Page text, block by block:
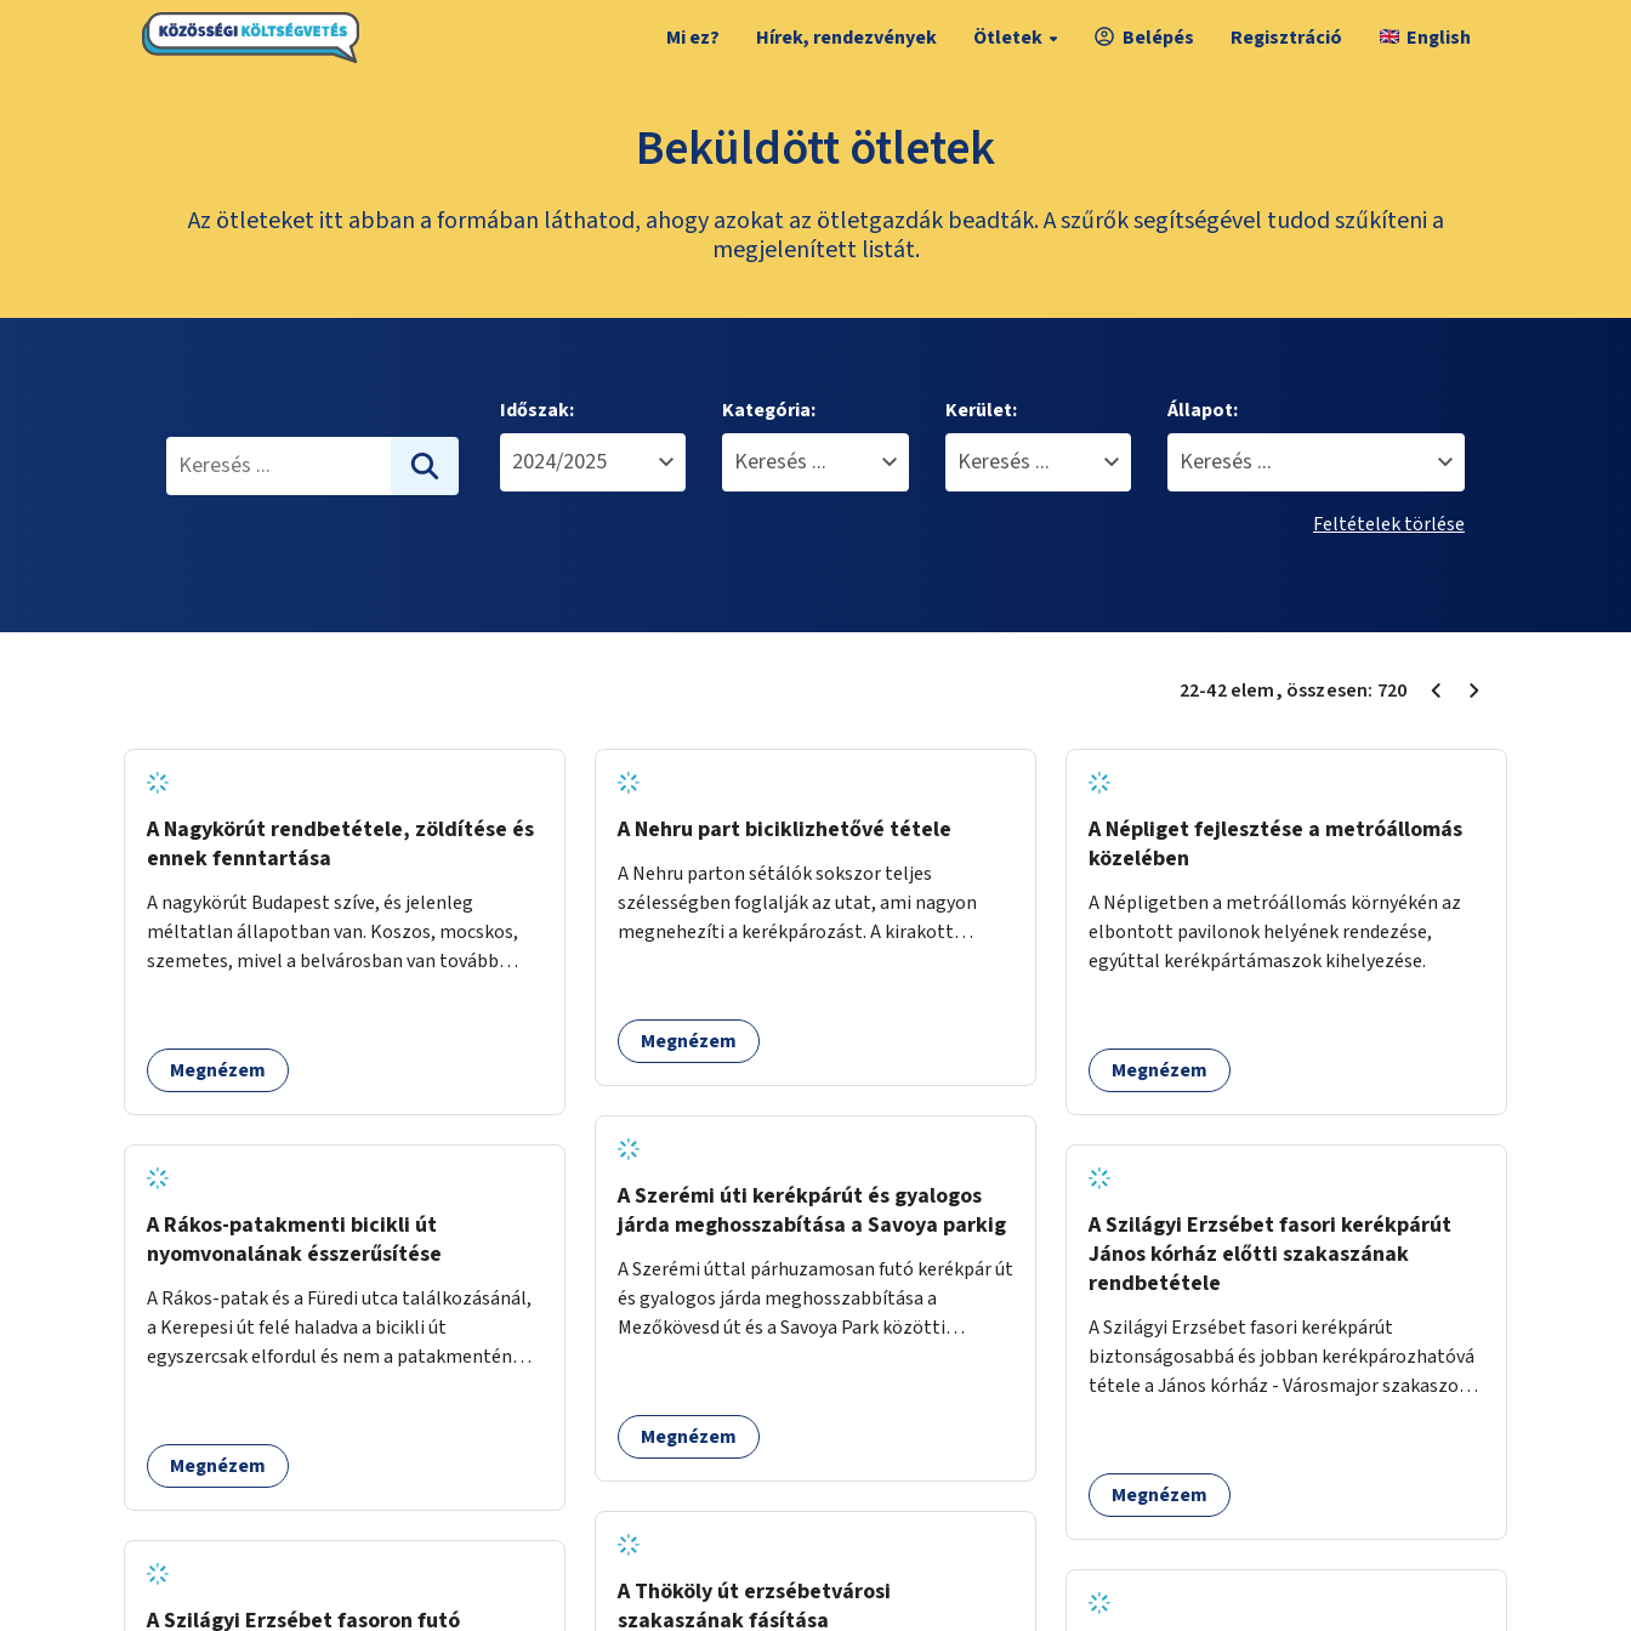
Mi ez? Hírek, rendezvények Ötletek Belépés Regisztráció English
Beküldött ötletek
Az ötleteket itt abban a formában láthatod, ahogy azokat az ötletgazdák beadták. A szűrők segítségével tudod szűkíteni a
megjelenített listát.
Időszak: Kategória: Kerület: Állapot:
Feltételek törlése
22-42elem, összesen: 720
A Nagykörút rendbetétele, zöldítése és
ennek fenntartása
A nagykörút Budapest szíve, és jelenleg
méltatlan állapotban van. Koszos, mocskos,
szemetes, mivel a belvárosban van tovább
szükséges felszámolni, a közterület állandó és
rendszeres tisztán tartásával, és nagy szükség
Kritikus pontnak tartom az utcai telefonfülkék
helyzetét, melyet a szolgáltatóval
együttműködve szükséges lenne felszámolni,
hiszen manapság ezeket már senki nem
egész körút képét rontják. Helyükön érdemes
lenne megfontolni, hogy ott zöldítés, virágok
kihelyezése történjen, amit persze
Megnézem
A Rákos-patakmenti bicikli út
nyomvonalának ésszerűsítése
A Rákos-patak és a Füredi utca találkozásánál,
a Kerepesi út felé haladva a bicikli út
egyszercsak elfordul és nem a patakmentén
Megnézem
A Szilágyi Erzsébet fasoron futó
A Nehru part biciklizhetővé tétele
A Nehru parton sétálók sokszor teljes
szélességben foglalják az utat, ami nagyon
megnehezíti a kerékpározást. A kirakott
távolítani. A kikötőbakokat, ha megoldható, át
kellene helyezni a kerítés másik oldalára,
és kerékpárútra lenne itt szükség, ahogy a
Bálna mellett is. A jelenlegi állapot
tarthatatlan, ugyanis a trehányul kirakott
táblákból az se derül ki, hogy szabad-e ott
Megnézem
A Szerémi úti kerékpárút és gyalogos
járda meghosszabítása a Savoya parkig
A Szerémi úttal párhuzamosan futó kerékpár út
és gyalogos járda meghosszabbítása a
Mezőkövesd út és a Savoya Park közötti
Megnézem
A Thököly út erzsébetvárosi
szakaszának fásítása
A Népliget fejlesztése a metróállomás
közelében
A Népligetben a metróállomás környékén az
elbontott pavilonok helyének rendezése,
egyúttal kerékpártámaszok kihelyezése.
Megnézem
A Szilágyi Erzsébet fasori kerékpárút
János kórház előtti szakaszának
rendbetétele
A Szilágyi Erzsébet fasori kerékpárút
biztonságosabbá és jobban kerékpározhatóvá
tétele a János kórház - Városmajor szakaszon,
egyértelműbb felfestésével, a gyalogos
forgalomtól való jobb elkülönítésével, esetleg
Megnézem